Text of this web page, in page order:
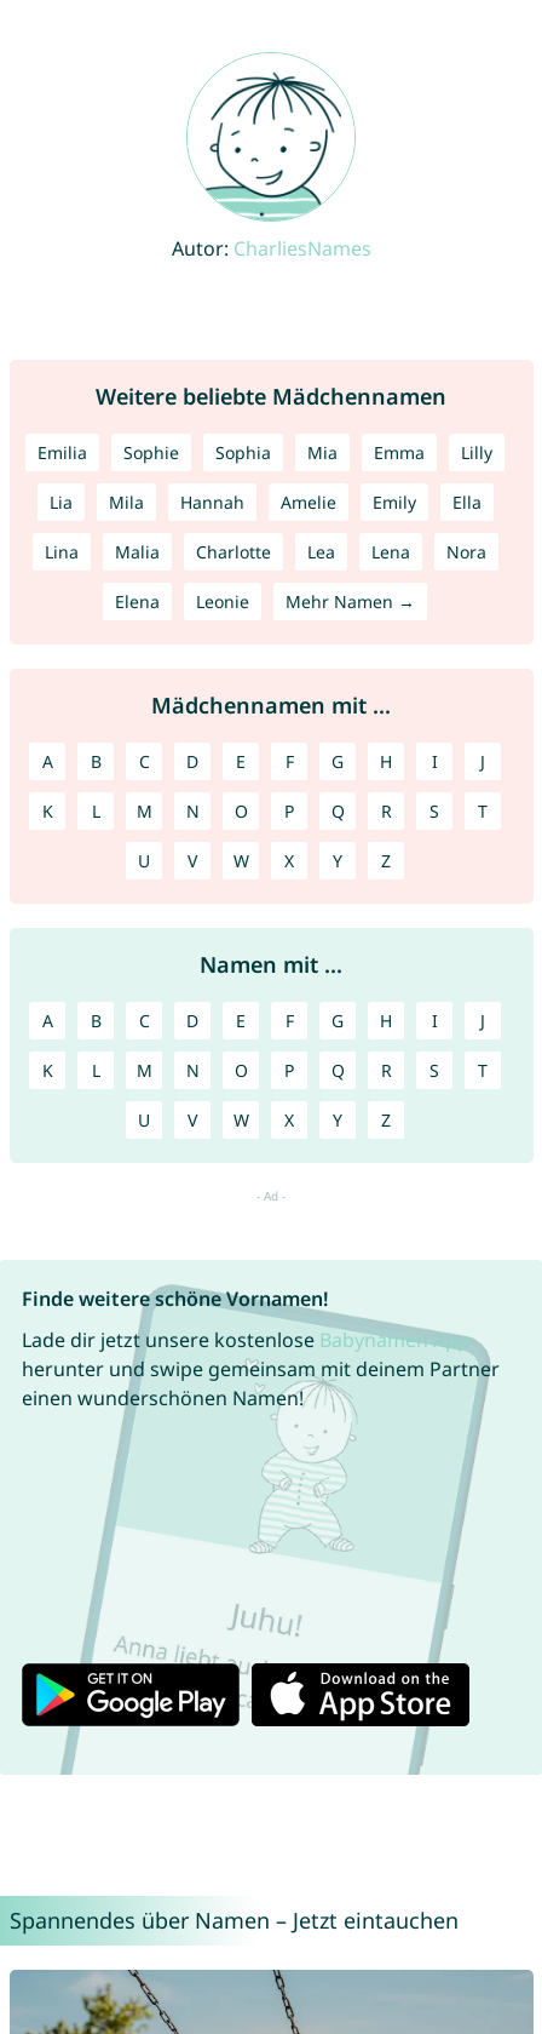
Autor: CharliesNames
Weitere beliebte Mädchennamen
Emilia Sophie Sophia Mia Emma Lilly
Lia Mila Hannah Amelie Emily Ella
Lina Malia Charlotte Lea Lena Nora
Elena Leonie Mehr Namen →
Mädchennamen mit ...
A B C D E F G H I J
K L M N O P Q R S T
U V W X Y Z
Namen mit ...
A B C D E F G H I J
K L M N O P Q R S T
U V W X Y Z
Finde weitere schöne Vornamen!
Lade dir jetzt unsere kostenlose Babynamen App
herunter und swipe gemeinsam mit deinem Partner
einen wunderschönen Namen!
Spannendes über Namen – Jetzt eintauchen